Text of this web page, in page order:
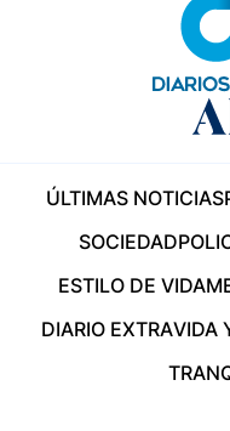
ÚLTIMAS NOTICIAS
SOCIEDAD
ESTILO DE VIDA
DIARIO EXTRAVIDA